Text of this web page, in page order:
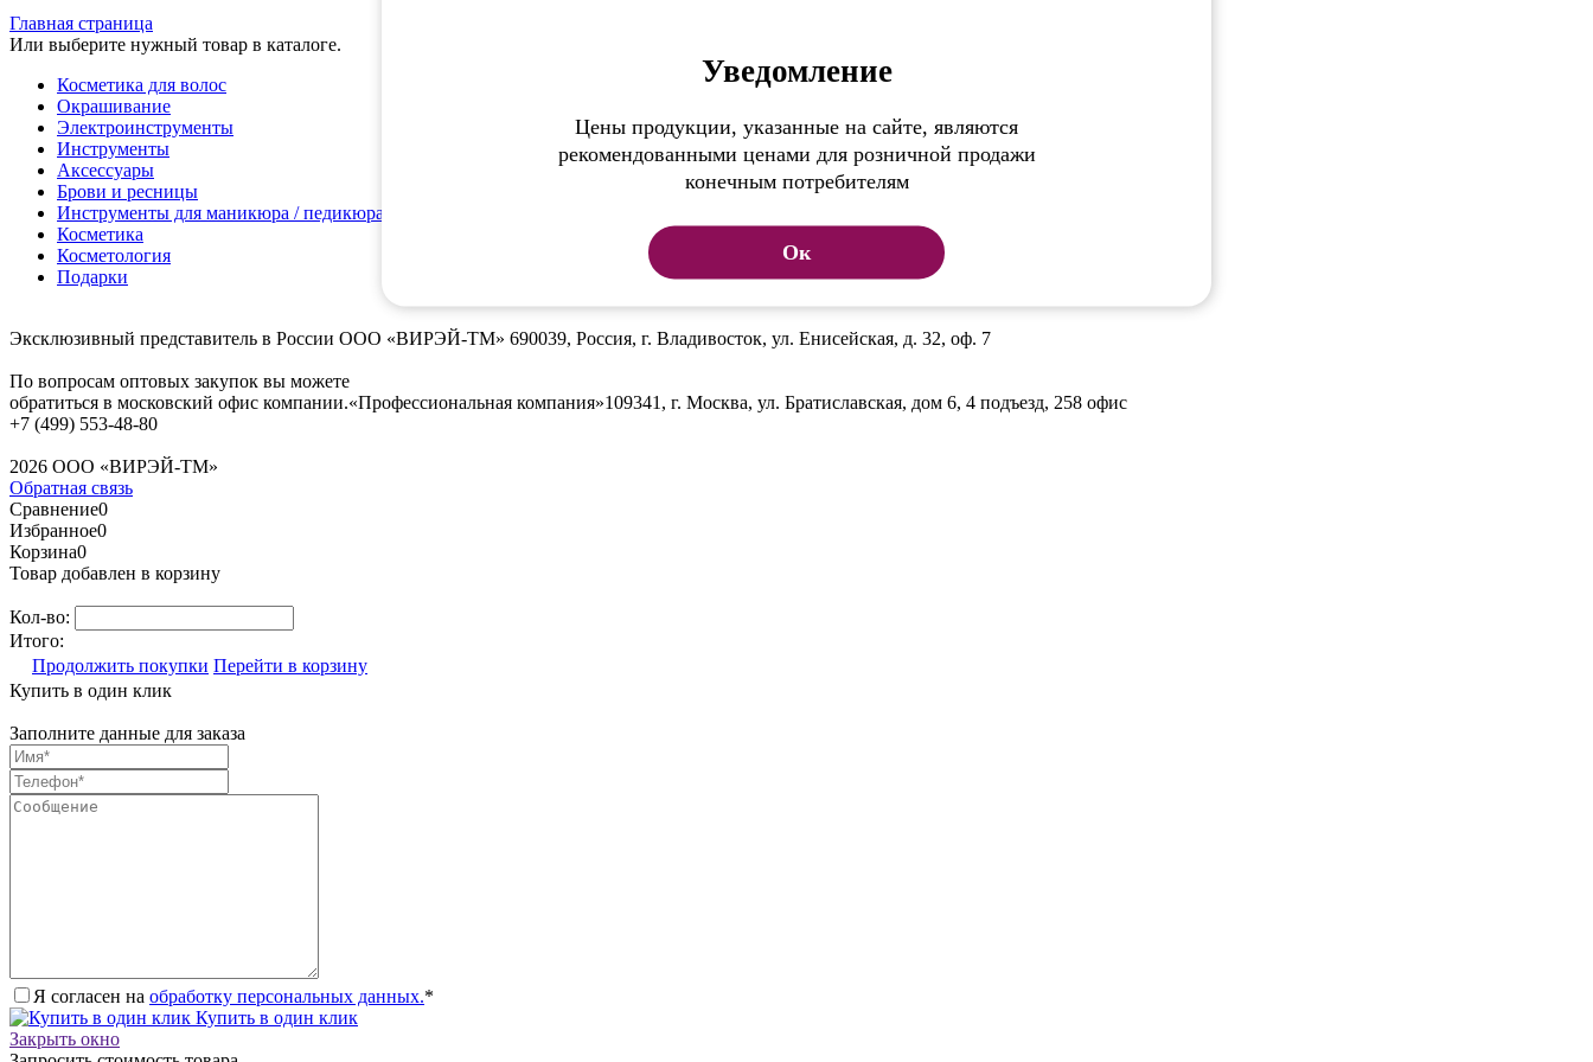
Главная страница
Или выберите нужный товар в каталоге.
Косметика для волос
Окрашивание
Электроинструменты
Инструменты
Аксессуары
Брови и ресницы
Инструменты для маникюра / педикюра
Косметика
Косметология
Подарки
Эксклюзивный представитель в России ООО «ВИРЭЙ-ТМ» 690039, Россия, г. Владивосток, ул. Енисейская, д. 32, оф. 7
По вопросам оптовых закупок вы можете
обратиться в московский офис компании.«Профессиональная компания»109341, г. Москва, ул. Братиславская, дом 6, 4 подъезд, 258 офис
+7 (499) 553-48-80
2026 ООО «ВИРЭЙ-ТМ»
Обратная связь
Сравнение0
Избранное0
Корзина0
Товар добавлен в корзину
Кол-во:
Итого:
Продолжить покупки Перейти в корзину
Купить в один клик
Заполните данные для заказа
Я согласен на обработку персональных данных.*
Купить в один клик
Закрыть окно
Уведомление
Цены продукции, указанные на сайте, являются
рекомендованными ценами для розничной продажи
конечным потребителям
Ок